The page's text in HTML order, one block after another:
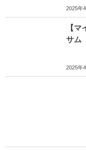
2025年
【
サム
2025年